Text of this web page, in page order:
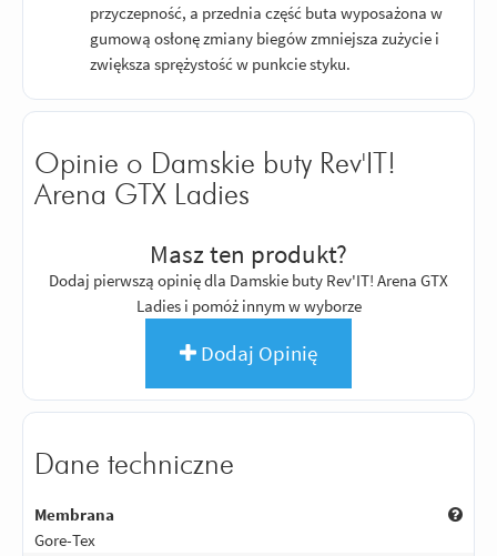
przyczepność, a przednia część buta wyposażona w
gumową osłonę zmiany biegów zmniejsza zużycie i
zwiększa sprężystość w punkcie styku.
Opinie o Damskie buty Rev'IT!
Arena GTX Ladies
Masz ten produkt?
Dodaj pierwszą opinię dla Damskie buty Rev'IT! Arena GTX
Ladies i pomóż innym w wyborze
Dodaj Opinię
Dane techniczne
Membrana
Gore-Tex